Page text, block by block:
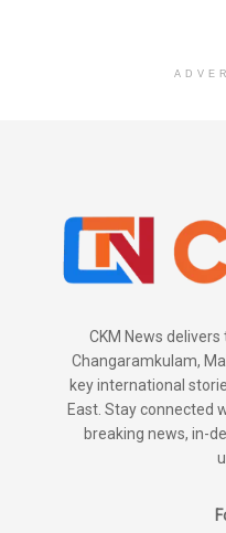
CKM News
Changaramkulam,
key international
East. Stay connected
breaking news, in-